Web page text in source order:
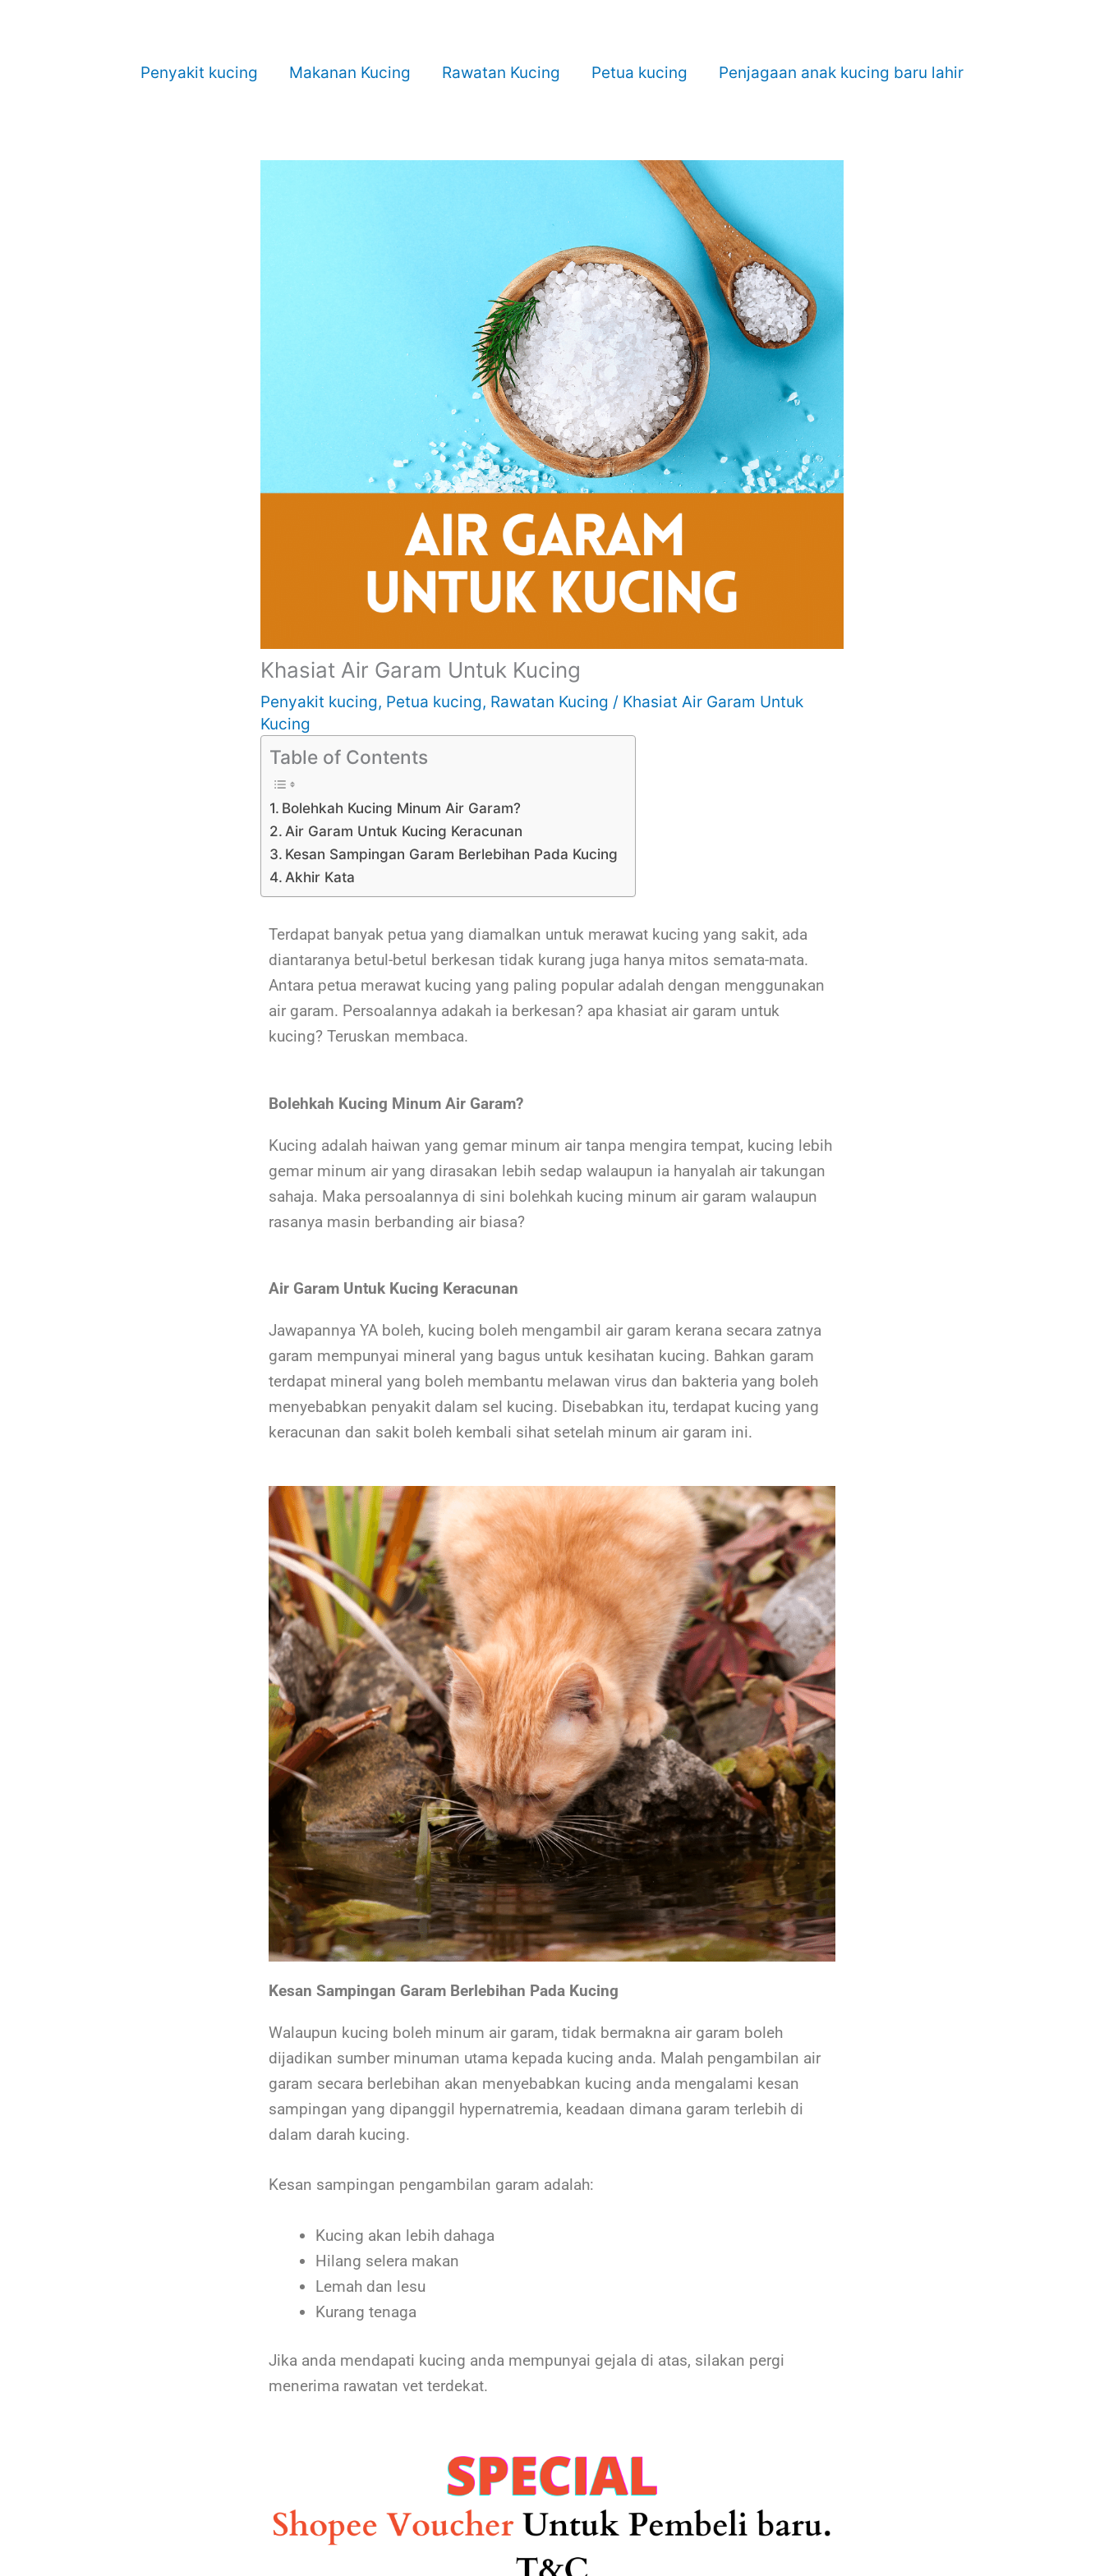
Penyakit kucing Makanan Kucing Rawatan Kucing Petua kucing Penjagaan anak kucing baru lahir
Khasiat Air Garam Untuk Kucing
Penyakit kucing, Petua kucing, Rawatan Kucing / Khasiat Air Garam Untuk
Kucing
Table of Contents
Bolehkah Kucing Minum Air Garam?
Air Garam Untuk Kucing Keracunan
Kesan Sampingan Garam Berlebihan Pada Kucing
Akhir Kata
Terdapat banyak petua yang diamalkan untuk merawat kucing yang sakit, ada
diantaranya betul-betul berkesan tidak kurang juga hanya mitos semata-mata.
Antara petua merawat kucing yang paling popular adalah dengan menggunakan
air garam. Persoalannya adakah ia berkesan? apa khasiat air garam untuk
kucing? Teruskan membaca.
Bolehkah Kucing Minum Air Garam?
Kucing adalah haiwan yang gemar minum air tanpa mengira tempat, kucing lebih
gemar minum air yang dirasakan lebih sedap walaupun ia hanyalah air takungan
sahaja. Maka persoalannya di sini bolehkah kucing minum air garam walaupun
rasanya masin berbanding air biasa?
Air Garam Untuk Kucing Keracunan
Jawapannya YA boleh, kucing boleh mengambil air garam kerana secara zatnya
garam mempunyai mineral yang bagus untuk kesihatan kucing. Bahkan garam
terdapat mineral yang boleh membantu melawan virus dan bakteria yang boleh
menyebabkan penyakit dalam sel kucing. Disebabkan itu, terdapat kucing yang
keracunan dan sakit boleh kembali sihat setelah minum air garam ini.
Kesan Sampingan Garam Berlebihan Pada Kucing
Walaupun kucing boleh minum air garam, tidak bermakna air garam boleh
dijadikan sumber minuman utama kepada kucing anda. Malah pengambilan air
garam secara berlebihan akan menyebabkan kucing anda mengalami kesan
sampingan yang dipanggil hypernatremia, keadaan dimana garam terlebih di
dalam darah kucing.
Kesan sampingan pengambilan garam adalah:
Kucing akan lebih dahaga
Hilang selera makan
Lemah dan lesu
Kurang tenaga
Jika anda mendapati kucing anda mempunyai gejala di atas, silakan pergi
menerima rawatan vet terdekat.